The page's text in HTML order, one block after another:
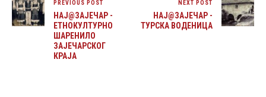
PREVIOUS POST
НАЈ@ЗАЈЕЧАР -
ЕТНОКУЛТУРНО
ШАРЕНИЛО
ЗАЈЕЧАРСКОГ
КРАЈА
NEXT POST
НАЈ@ЗАЈЕЧАР -
ТУРСКА ВОДЕНИЦА